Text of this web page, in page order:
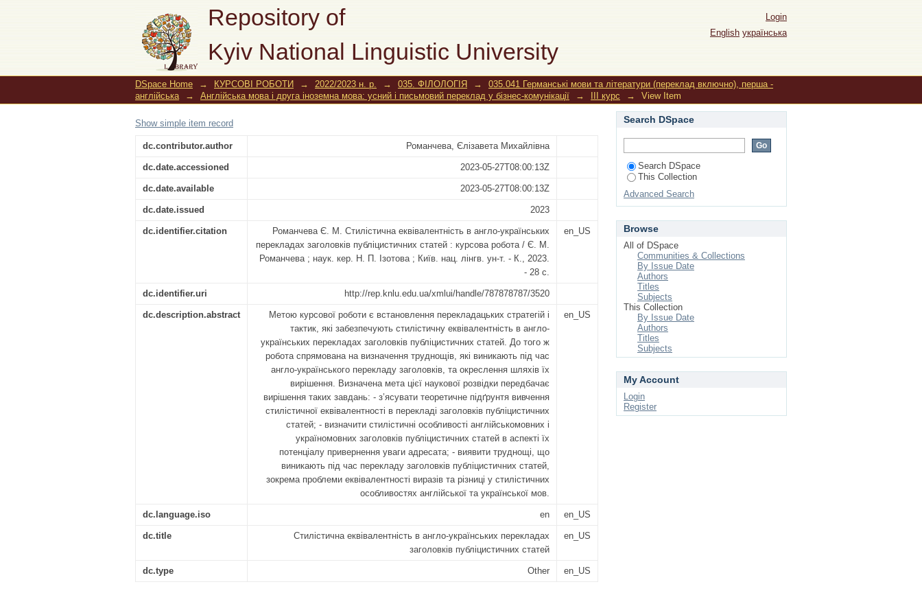
Repository of
Kyiv National Linguistic University
Стилістична еквівалентність в англо-українських перекладах заголовків
публіцистичних статей
Login
English українська
DSpace Home → КУРСОВІ РОБОТИ → 2022/2023 н. р. → 035. ФІЛОЛОГІЯ →
035.041 Германські мови та літератури (переклад включно), перша -
англійська
→ Англійська мова і друга іноземна мова: усний і письмовий переклад у бізнес-комунікації → III курс → View Item
Show simple item record
dc.contributor.author Романчева, Єлізавета Михайлівна
dc.date.accessioned 2023-05-27T08:00:13Z
dc.date.available 2023-05-27T08:00:13Z
dc.date.issued 2023
dc.identifier.citation
Романчева Є. М. Стилістична еквівалентність в англо-українських
перекладах заголовків публіцистичних статей : курсова робота / Є. М.
Романчева ; наук. кер. Н. П. Ізотова ; Київ. нац. лінгв. ун-т. - К., 2023.
- 28 с.
en_US
dc.identifier.uri http://rep.knlu.edu.ua/xmlui/handle/787878787/3520
dc.description.abstract
Метою курсової роботи є встановлення перекладацьких стратегій і
тактик, які забезпечують стилістичну еквівалентність в англо-
українських перекладах заголовків публіцистичних статей. До того ж
робота спрямована на визначення труднощів, які виникають під час
англо-українського перекладу заголовків, та окреслення шляхів їх
вирішення. Визначена мета цієї наукової розвідки передбачає
вирішення таких завдань: - з’ясувати теоретичне підґрунтя вивчення
стилістичної еквівалентності в перекладі заголовків публіцистичних
статей; - визначити стилістичні особливості англійськомовних і
україномовних заголовків публіцистичних статей в аспекті їх
потенціалу привернення уваги адресата; - виявити труднощі, що
виникають під час перекладу заголовків публіцистичних статей,
зокрема проблеми еквівалентності виразів та різниці у стилістичних
особливостях англійської та української мов.
en_US
dc.language.iso en en_US
dc.title
Стилістична еквівалентність в англо-українських перекладах
заголовків публіцистичних статей
en_US
dc.type Other en_US
Search DSpace
Search DSpace
This Collection
Advanced Search
Browse
All of DSpace
Communities & Collections
By Issue Date
Authors
Titles
Subjects
This Collection
By Issue Date
Authors
Titles
Subjects
My Account
Login
Register